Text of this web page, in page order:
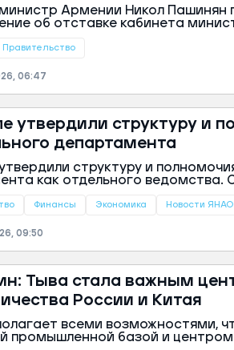
Армении Никол Пашинян
об отставке кабинета
Об этом Пашинян сообщил в
Правительство
06:47
утвердили структуру и
департамента
структуру и
как отдельного ведомства.
Финансы Экономика Новости ЯНАО
09:50
Тыва стала важным
России и Китая
всеми возможностями,
промышленной базой и центром